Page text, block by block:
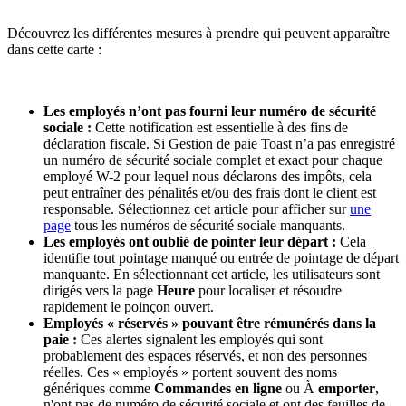
Découvrez les différentes mesures à prendre qui peuvent apparaître
dans cette carte :
Les employés n’ont pas fourni leur numéro de sécurité
sociale : Cette notification est essentielle à des fins de
déclaration fiscale. Si Gestion de paie Toast n’a pas enregistré
un numéro de sécurité sociale complet et exact pour chaque
employé W-2 pour lequel nous déclarons des impôts, cela
peut entraîner des pénalités et/ou des frais dont le client est
responsable. Sélectionnez cet article pour afficher surune
page tous les numéros de sécurité sociale manquants.
Les employés ont oublié de pointer leur départ : Cela
identifie tout pointage manqué ou entrée de pointage de départ
manquante. En sélectionnant cet article, les utilisateurs sont
dirigés vers la page Heure pour localiser et résoudre
rapidement le poinçon ouvert.
Employés « réservés » pouvant être rémunérés dans la
paie : Ces alertes signalent les employés qui sont
probablement des espaces réservés, et non des personnes
réelles. Ces « employés » portent souvent des noms
génériques comme Commandes en ligne ou À emporter,